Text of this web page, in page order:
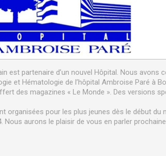
est partenaire d’un nouvel Hôpital. Nous
et Hématologie de l’hôpital Ambroise Paré à
des magazines « Le Monde ». Des versions
organisées pour les plus jeunes dès le début
Nous aurons le plaisir de vous en parler